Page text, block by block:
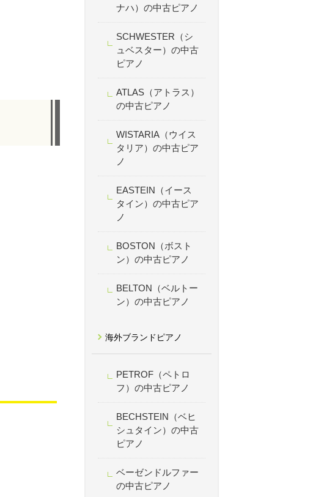
ナハ）の中古ピアノ
SCHWESTER（シ
ュベスター）の中古
ピアノ
ATLAS（アトラス）
の中古ピアノ
WISTARIA（ウイス
タリア）の中古ピア
ノ
EASTEIN（イース
タイン）の中古ピア
ノ
BOSTON（ボスト
ン）の中古ピアノ
BELTON（ベルトー
ン）の中古ピアノ
海外ブランドピアノ
PETROF（ペトロ
フ）の中古ピアノ
BECHSTEIN（ベヒ
シュタイン）の中古
ピアノ
ベーゼンドルファー
の中古ピアノ